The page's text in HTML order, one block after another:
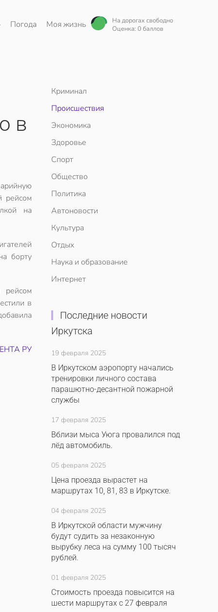
Погода Моя жизнь
На дорогах свободно
Оценка: 0 баллов
в
рейсом
на
борту
рейсом
в
РУ
Криминал
Происшествия
Экономика
Здоровье
Спорт
Общество
Политика
Автоновости
Культура
Отдых
Наука и образование
Интернет
Последние новости
Иркутска
19 февраля 2025
В Иркутском аэропорту начались
тренировки личного состава
парашютно-десантной пожарной
службы
17 февраля 2025
Вблизи мыса Уюга провалился под
лёд автомобиль.
05 февраля 2025
Цена проезда вырастет на
маршрутах 10, 81, 83 в Иркутске.
04 февраля 2025
В Иркутской области мужчину
будут судить за незаконную
вырубку леса на сумму 100 тысяч
рублей.
01 февраля 2025
Стоимость проезда повысится на
шести маршрутах с 27 февраля